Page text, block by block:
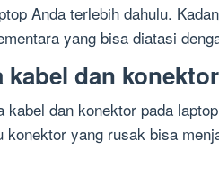
Anda terlebih dahulu.
yang bisa diatasi
kabel dan konektor
kabel dan konektor pada
konektor yang rusak bisa